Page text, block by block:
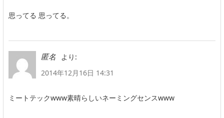
思ってる 思ってる。
匿名
より:
2014年12月16日 14:31
ミートテックwww素晴らしいネーミングセンスwww